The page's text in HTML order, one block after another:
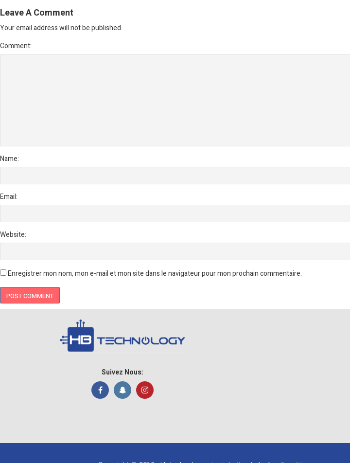
Leave A Comment
Your email address will not be published.
Comment:
Name:
Email:
Website:
Enregistrer mon nom, mon e-mail et mon site dans le navigateur pour mon prochain commentaire.
Suivez Nous: